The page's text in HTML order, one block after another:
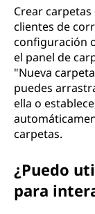
Crear
clientes de
configuración
el panel de
"Nueva
puedes
ella o
carpetas.
¿Puedo
para